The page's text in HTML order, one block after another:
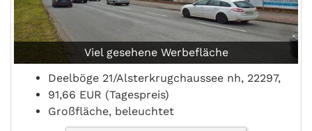
Viel gesehene Werbefläche
Deelböge 21/Alsterkrugchaussee nh, 22297,
91,66 EUR (Tagespreis)
Großfläche, beleuchtet